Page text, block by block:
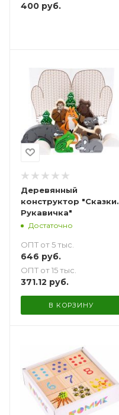
400 руб.
Деревянный
конструктор "Сказки.
Рукавичка"
Достаточно
ОПТ от 5 тыс.
646 руб.
ОПТ от 15 тыс.
371.12 руб.
В КОРЗИНУ